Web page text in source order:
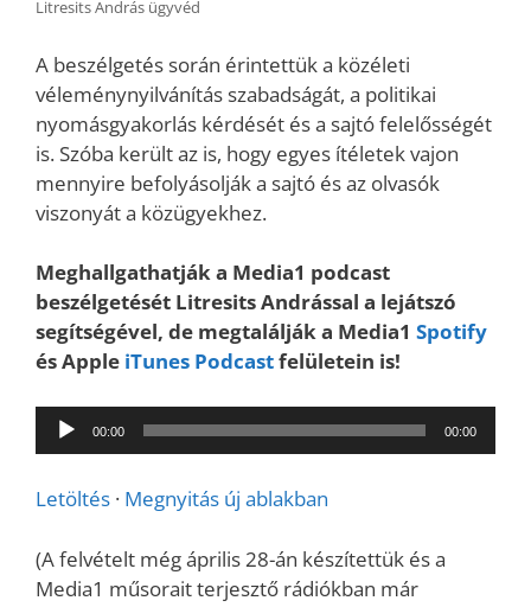
Litresits András ügyvéd
A beszélgetés során érintettük a közéleti
véleménynyilvánítás szabadságát, a politikai
nyomásgyakorlás kérdését és a sajtó felelősségét
is. Szóba került az is, hogy egyes ítéletek vajon
mennyire befolyásolják a sajtó és az olvasók
viszonyát a közügyekhez.
Meghallgathatják a Media1 podcast
beszélgetését Litresits Andrással a lejátszó
segítségével, de megtalálják a Media1 Spotify
és Apple iTunes Podcastfelületein is!
Audió
lejátszó
00:00 00:00
Letöltés · Megnyitás új ablakban
(A felvételt még április 28-án készítettük és a
Media1 műsorait terjesztő rádiókban már